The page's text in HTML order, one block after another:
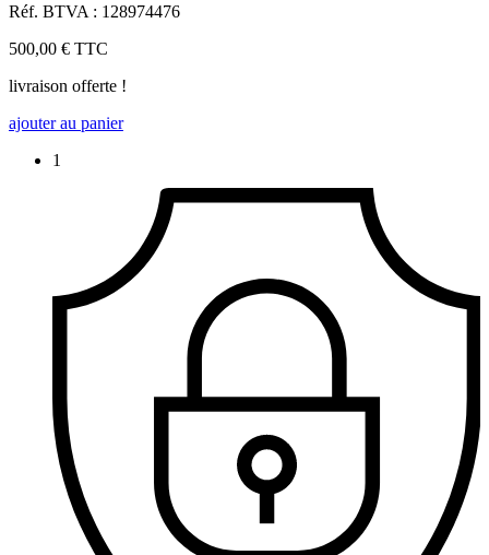
Réf. BTVA : 128974476
500,00 € TTC
livraison offerte !
ajouter au panier
1